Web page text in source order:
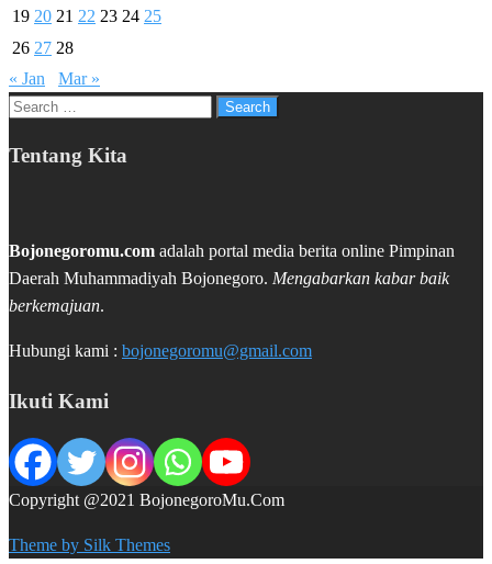
19 20 21 22 23 24 25
26 27 28
« Jan
Mar »
Search
Tentang Kita
Bojonegoromu.com adalah portal media berita online Pimpinan
Daerah Muhammadiyah Bojonegoro. Mengabarkan kabar baik
berkemajuan.
Hubungi kami : bojonegoromu@gmail.com
Ikuti Kami
Copyright @2021 BojonegoroMu.Com
Theme by Silk Themes